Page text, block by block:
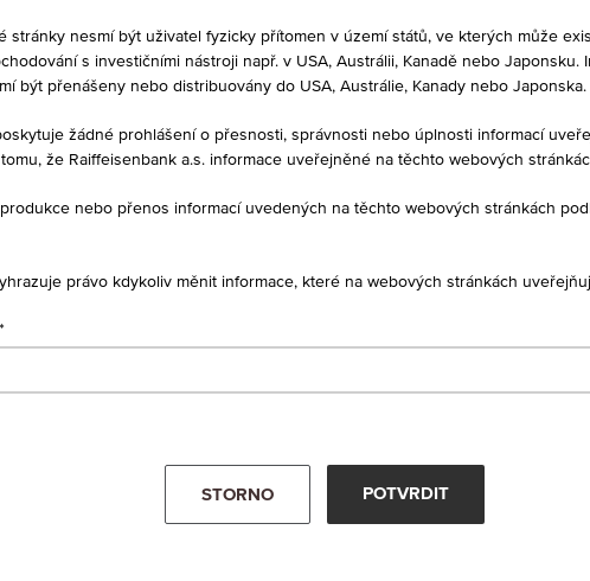
MĚNA
EUR
AT0000A115K7
EUR
stránky nesmí být uživatel fyzicky přítomen v území států, ve kterých může
s investičními nástroji např. v USA, Austrálii, Kanadě nebo Japonsku.
být přenášeny nebo distribuovány do USA, Austrálie, Kanady nebo Japonska.
žádné prohlášení o přesnosti, správnosti nebo úplnosti informací
že Raiffeisenbank a.s. informace uveřejněné na těchto webových
nebo přenos informací uvedených na těchto webových stránkách
právo kdykoliv měnit informace, které na webových stránkách
STORNO POTVRDIT